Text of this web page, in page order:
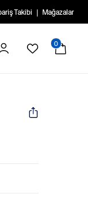
Takibi Mağazalar
0